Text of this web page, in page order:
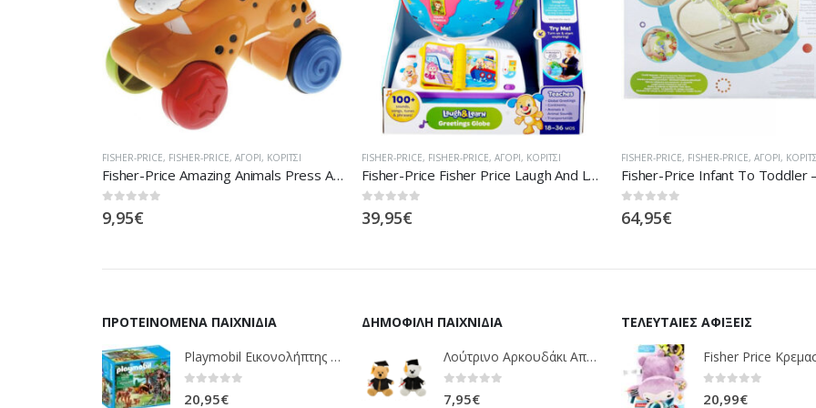
FISHER-PRICE, FISHER-PRICE, ΑΓΌΡΙ, ΚΟΡΊΤΣΙ
Fisher-Price Fisher Price Laugh And Learn Εκπαιδευτική Υδρόγειος FBR29
0out of 5
39,95€
FISHER-PRICE, FISHER-PRICE, ΑΓΌΡΙ, ΚΟΡΊΤΣΙ
Fisher-Price Infant To Toddler – Ριλάξ/ Κούνια CBF52
0out of 5
64,95€
ΑΓΌΡΙ,FISHER-PRICE,ΚΟΡΊΤΣΙ ,FISHER-
0out of 5
39,95€
ΠΡΟΤΕΙΝΌΜΕΝΑ ΠΑΙΧΝΊΔΙΑ
Playmobil Εικονολήπτης Και Οικογένεια Από Λύγκες 5561
20,95€
ΔΗΜΟΦΙΛΉ ΠΑΙΧΝΊΔΙΑ
Λούτρινο Αρκουδάκι Αποφοίτηση Σε 1 ΧΡΩΜΑ (ΛΕΥΚΟ)25Εκ 1850
7,95€
ΤΕΛΕΥΤΑΊΕΣ ΑΦΊΞΕΙΣ
20,99€